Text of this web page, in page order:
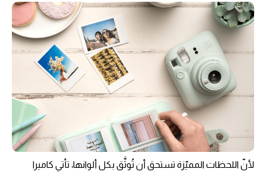
لأنّ اللحظات المميّزة تستحق أن تُوثَّق بكل ألوانها، تأتي كاميرا